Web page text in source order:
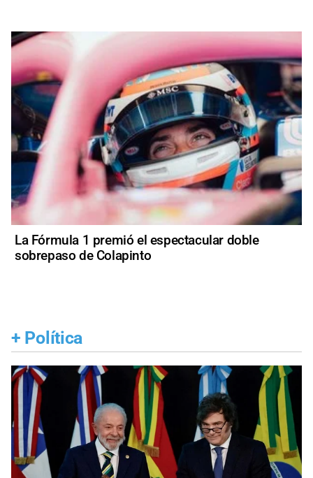
La Fórmula 1 premió el espectacular doble
sobrepaso de Colapinto
+ Política